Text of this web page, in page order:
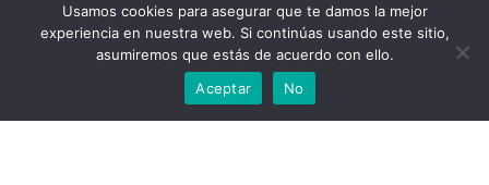
Published 9 años ago on julio 25, 2017
Administration
Usamos cookies para asegurar que te damos la mejor
experiencia en nuestra web. Si continúas usando este sitio,
asumiremos que estás de acuerdo con ello.
Aceptar
No